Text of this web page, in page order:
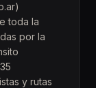
toda la
por la
y rutas